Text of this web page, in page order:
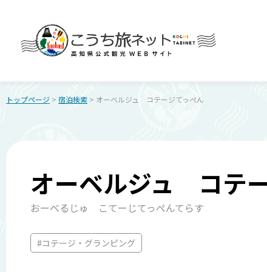
トップページ > 宿泊検索 > オーベルジュ コテージてっぺん
オーベルジュ コテ
おーべるじゅ こてーじてっぺんてらす
#コテージ・グランピング